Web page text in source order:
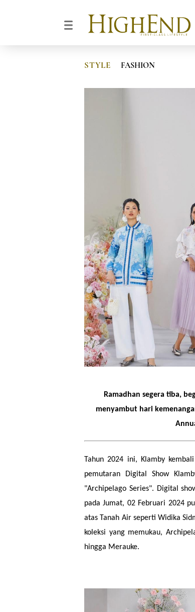
STYLE FASHION
Ramadhan segera tiba,
menyambut hari
Tahun 2024 ini, Klamby
pemutaran Digital Show
"Archipelago Series". Digital
pada Jumat, 02 Februari 2024
atas Tanah Air seperti Widika
koleksi yang memukau,
hingga Merauke.